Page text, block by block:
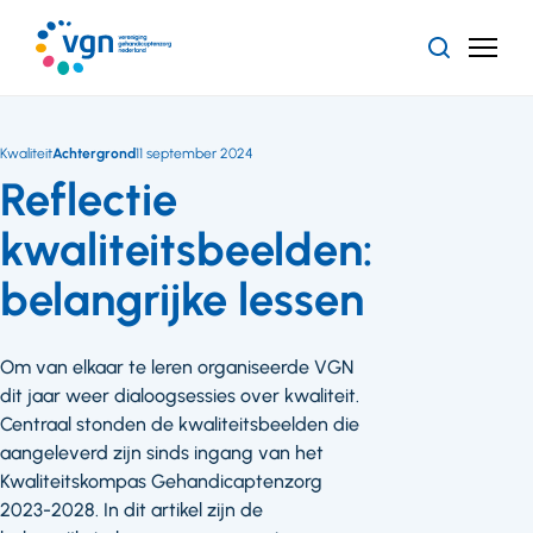
naar
hoofdinhoud
ZoekenMenu
Reflectie
kwaliteitsbeelden:
belangrijke lessen
KwaliteitAchtergrond11 september 2024
Om van elkaar te leren organiseerde VGN
dit jaar weer dialoogsessies over kwaliteit.
Centraal stonden de kwaliteitsbeelden die
aangeleverd zijn sinds ingang van het
Kwaliteitskompas Gehandicaptenzorg
2023-2028. In dit artikel zijn de